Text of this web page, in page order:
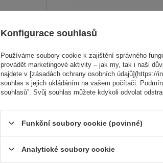
Konfigurace souhlasů
Používáme soubory cookie k zajištění správného
provádět marketingové aktivity – jak my, tak i naši
najdete v [zásadách ochrany osobních údajů](https://
souhlas s jejich ukládáním na vašem počítači.
souhlasů”. Svůj souhlas můžete kdykoli odvolat
Funkční soubory cookie (povinné)
Analytické soubory cookie